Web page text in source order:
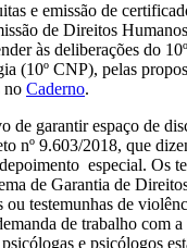
e emissão de
de Direitos
às deliberações do
(10º CNP), pelas
no Caderno.
de garantir espaço de
nº 9.603/2018, que
especial. Os
de Garantia de
testemunhas de
de trabalho com
e psicólogos